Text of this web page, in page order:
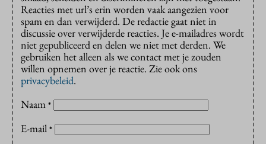
Reacties met url’s erin worden vaak aangezien voor
spam en dan verwijderd. De redactie gaat niet in
discussie over verwijderde reacties. Je e-mailadres wordt
niet gepubliceerd en delen we niet met derden. We
gebruiken het alleen als we contact met je zouden
willen opnemen over je reactie. Zie ook ons
privacybeleid.
Naam *
E-mail *